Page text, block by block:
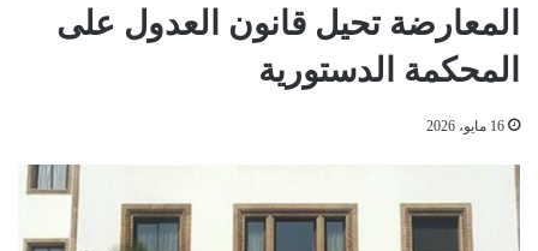
المعارضة تحيل قانون العدول على
المحكمة الدستورية
16 مايو، 2026